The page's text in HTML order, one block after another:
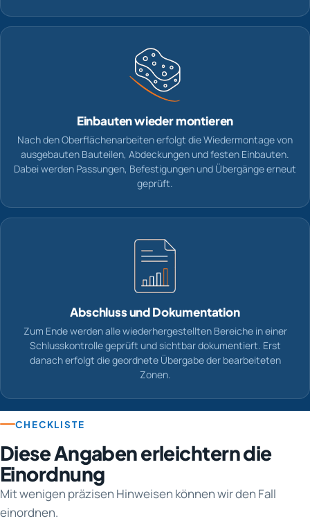
Einbauten wieder montieren
Nach den Oberflächenarbeiten erfolgt die Wiedermontage von
ausgebauten Bauteilen, Abdeckungen und festen Einbauten.
Dabei werden Passungen, Befestigungen und Übergänge erneut
geprüft.
Abschluss und Dokumentation
Zum Ende werden alle wiederhergestellten Bereiche in einer
Schlusskontrolle geprüft und sichtbar dokumentiert. Erst
danach erfolgt die geordnete Übergabe der bearbeiteten
Zonen.
CHECKLISTE
Diese Angaben erleichtern die
Einordnung
Mit wenigen präzisen Hinweisen können wir den Fall
einordnen.